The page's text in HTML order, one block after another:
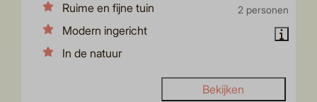
2 personen
Ruime en fijne tuin
Modern ingericht
In de natuur
Bekijken